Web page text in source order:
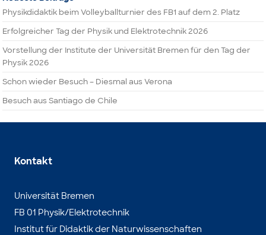
Physikdidaktik beim Volleyballturnier des FB1 auf dem 2. Platz
Erfolgreicher Tag der Physik und Elektrotechnik 2026
Vorstellung der Institute der Universität Bremen für den Tag der
Physik 2026
Schon wieder Besuch – Diesmal aus Verona
Besuch aus Santiago de Chile
Kontakt
Universität Bremen
FB 01 Physik/Elektrotechnik
Institut für Didaktik der Naturwissenschaften